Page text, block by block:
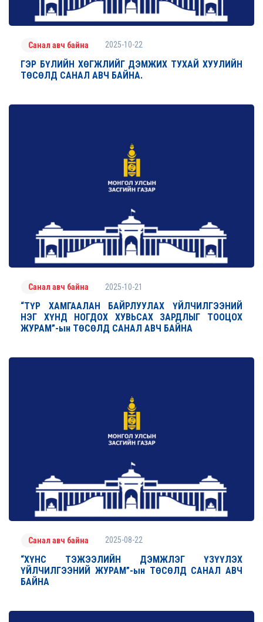
Санал авч байна 2025-10-22
ГЭР БҮЛИЙН ХӨГЖЛИЙГ ДЭМЖИХ ТУХАЙ ХУУЛИЙН
ТӨСӨЛД САНАЛ АВЧ БАЙНА.
Санал авч байна 2025-10-21
“ТҮР ХАМГААЛАН БАЙРЛУУЛАХ ҮЙЛЧИЛГЭЭНИЙ
НЭГ ХҮНД НОГДОХ ХУВЬСАХ ЗАРДЛЫГ ТООЦОХ
ЖУРАМ”-ын ТӨСӨЛД САНАЛ АВЧ БАЙНА
Санал авч байна 2025-08-22
“ХҮНС ТЭЖЭЭЛИЙН ДЭМЖЛЭГ ҮЗҮҮЛЭХ
ҮЙЛЧИЛГЭЭНИЙ ЖУРАМ”-ын ТӨСӨЛД САНАЛ АВЧ
БАЙНА